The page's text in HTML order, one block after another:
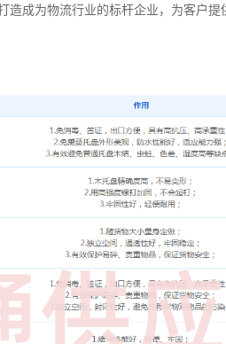
成为物流行业的标杆企业，为客户提